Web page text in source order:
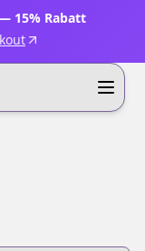
15% Rabatt